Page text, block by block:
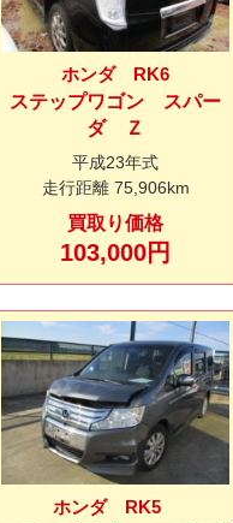
ホンダ RK6
ステップワゴン スパー
ダ Ｚ
平成23年式
走行距離 75,906km
買取り価格
103,000円
ホンダ RK5